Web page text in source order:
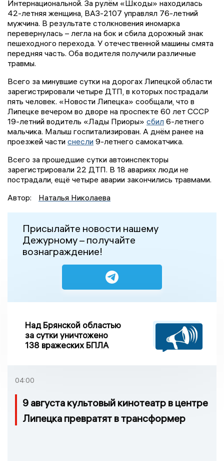
Интернациональной. За рулём «Шкоды» находилась
42-летняя женщина, ВАЗ-2107 управлял 76-летний
мужчина. В результате столкновения иномарка
перевернулась – легла на бок и сбила дорожный знак
пешеходного перехода. У отечественной машины смята
передняя часть. Оба водителя получили различные
травмы.
Всего за минувшие сутки на дорогах Липецкой области
зарегистрировали четыре ДТП, в которых пострадали
пять человек. «Новости Липецка» сообщали, что в
Липецке вечером во дворе на проспекте 60 лет СССР
19-летний водитель «Лады Приоры» сбил 6-летнего
мальчика. Малыш госпитализирован. А днём ранее на
проезжей части снесли 9-летнего самокатчика.
Всего за прошедшие сутки автоинспекторы
зарегистрировали 22 ДТП. В 18 авариях люди не
пострадали, ещё четыре аварии закончились травмами.
Автор:
Наталья Николаева
Присылайте новости нашему
Дежурному – получайте
вознаграждение!
Над Брянской областью
за сутки уничтожено
138 вражеских БПЛА
04:00
9 августа культовый кинотеатр в центре
Липецка превратят в трансформер